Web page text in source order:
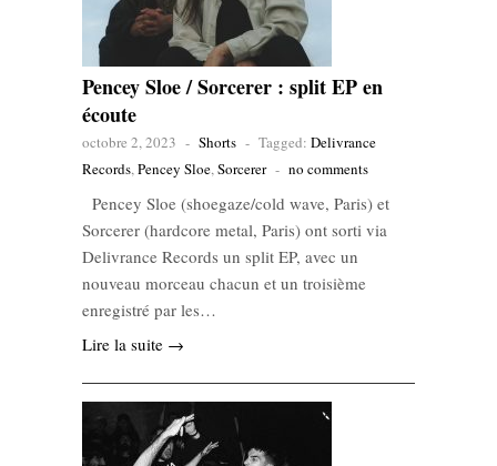
Pencey Sloe / Sorcerer : split EP en
écoute
octobre 2, 2023 - Shorts - Tagged: Delivrance
Records,Pencey Sloe,Sorcerer - no comments
Pencey Sloe (shoegaze/cold wave, Paris) et
Sorcerer (hardcore metal, Paris) ont sorti via
Delivrance Records un split EP, avec un
nouveau morceau chacun et un troisième
enregistré par les…
Lire la suite →